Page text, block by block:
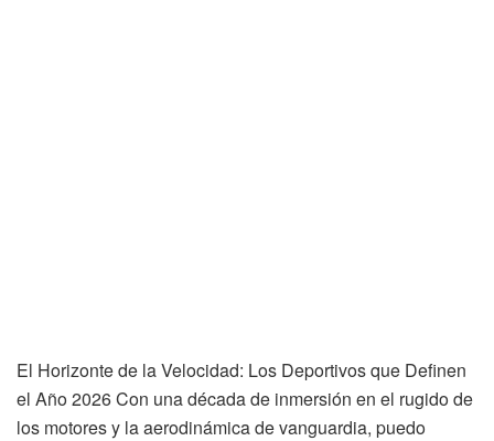
El Horizonte de la Velocidad: Los Deportivos que Definen
el Año 2026 Con una década de inmersión en el rugido de
los motores y la aerodinámica de vanguardia, puedo